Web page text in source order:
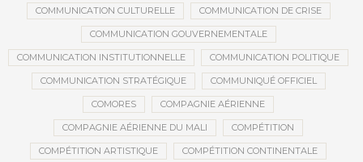
COMMUNICATION CULTURELLE COMMUNICATION DE CRISE
COMMUNICATION GOUVERNEMENTALE
COMMUNICATION INSTITUTIONNELLE COMMUNICATION POLITIQUE
COMMUNICATION STRATÉGIQUE COMMUNIQUÉ OFFICIEL
COMORES COMPAGNIE AÉRIENNE
COMPAGNIE AÉRIENNE DU MALI COMPÉTITION
COMPÉTITION ARTISTIQUE COMPÉTITION CONTINENTALE